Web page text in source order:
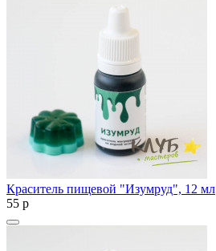
Краситель пищевой "Изумруд", 12 мл
55 p